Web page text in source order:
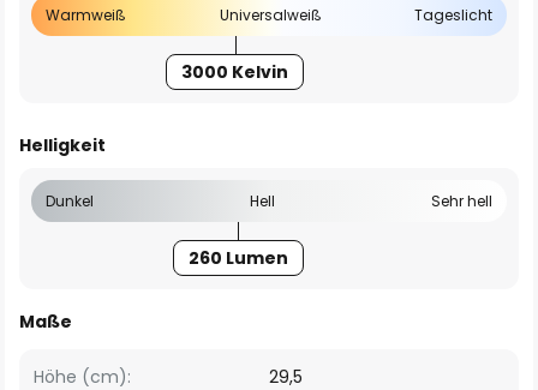
Warmweiß Universalweiß Tageslicht
3000 Kelvin
Helligkeit
Dunkel Hell Sehr hell
260 Lumen
Maße
Höhe (cm): 29,5